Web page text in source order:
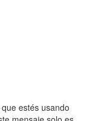
estés usando